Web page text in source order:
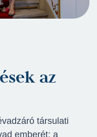
az
társulati
emberét: a